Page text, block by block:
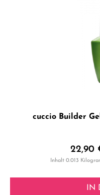
cuccio Builder
22,90
Inhalt 0.013
IN